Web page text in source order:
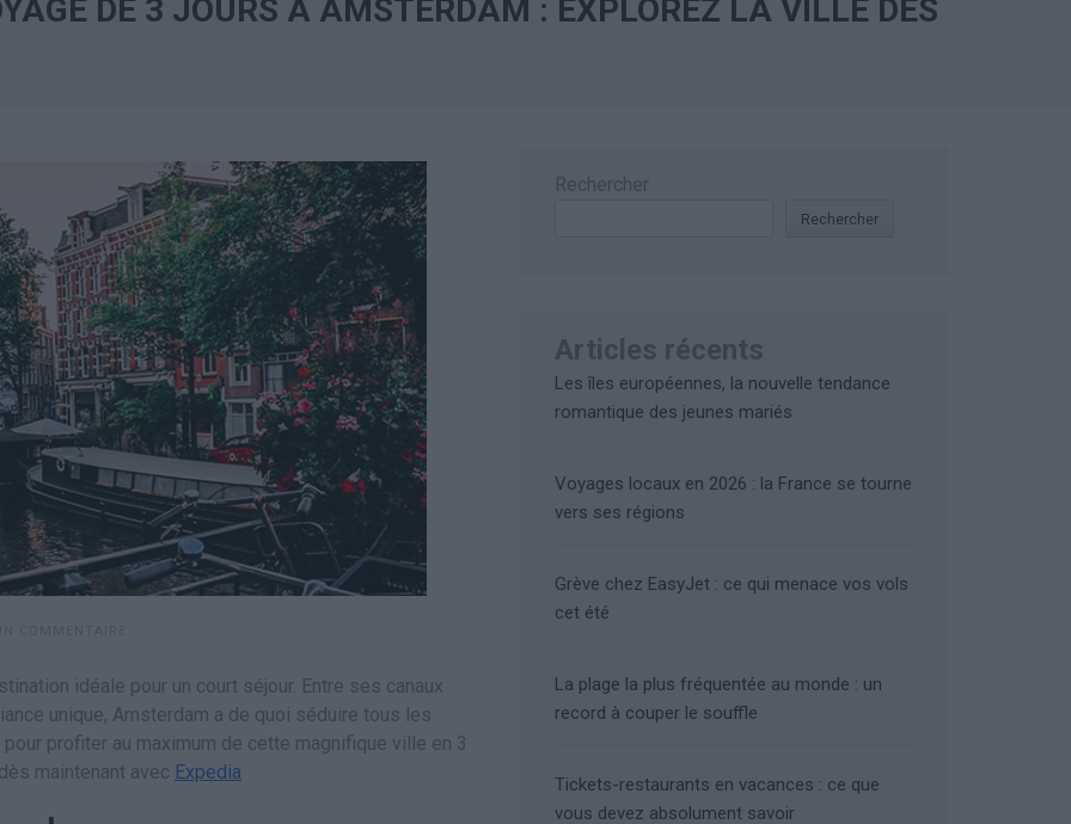
DE 3 JOURS À AMSTERDAM : EXPLOREZ LA VILLE DES
idéale pour un court séjour. Entre ses canaux
unique, Amsterdam a de quoi séduire tous les
profiter au maximum de cette magnifique ville en 3
maintenant avec Expedia
Rechercher
Rechercher
Articles récents
Les îles européennes, la nouvelle tendance
romantique des jeunes mariés
Voyages locaux en 2026 : la France se tourne
vers ses régions
Grève chez EasyJet : ce qui menace vos vols
cet été
La plage la plus fréquentée au monde : un
record à couper le souffle
Tickets-restaurants en vacances : ce que
vous devez absolument savoir